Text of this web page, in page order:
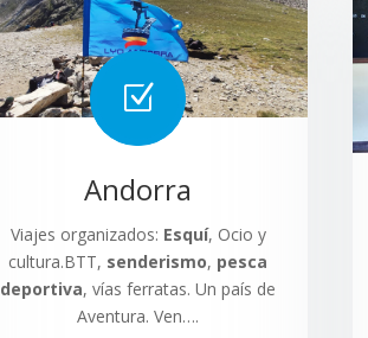
Z
Andorra
Viajes organizados: Esquí, Ocio y
cultura.BTT, senderismo, pesca
deportiva, vías ferratas. Un país de
Aventura. Ven….